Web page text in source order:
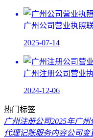
广州公司营业执照
2025-07-14
广州注册公司营业
2024-12-06
热门标签
广州注册公司2025年广州
代理记账服务内容公司变